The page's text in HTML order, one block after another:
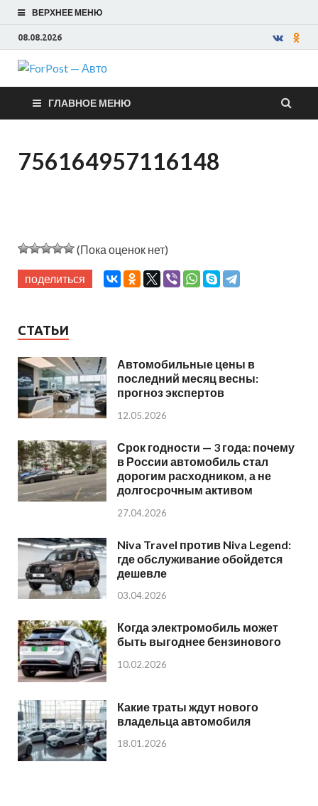
ВЕРХНЕЕ МЕНЮ
08.08.2026
ForPost —
Авто
ГЛАВНОЕ МЕНЮ
756164957116148
(Пока оценок нет)
поделиться
СТАТЬИ
Автомобильные цены в
последний месяц весны:
прогноз экспертов
12.05.2026
Срок годности — 3 года: почему
в России автомобиль стал
дорогим расходником, а не
долгосрочным активом
27.04.2026
Niva Travel против Niva Legend:
где обслуживание обойдется
дешевле
03.04.2026
Когда электромобиль может
быть выгоднее бензинового
10.02.2026
Какие траты ждут нового
владельца автомобиля
18.01.2026